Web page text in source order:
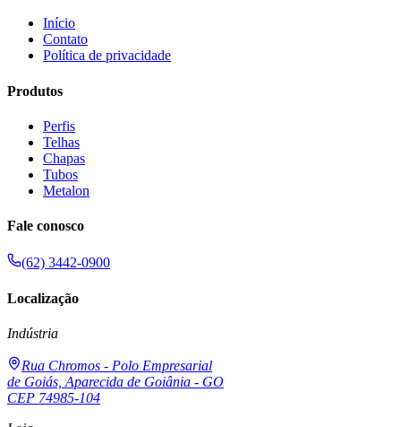
Início
Contato
Política de privacidade
Produtos
Perfis
Telhas
Chapas
Tubos
Metalon
Fale conosco
(62) 3442-0900
Localização
Indústria
Rua Chromos - Polo Empresarial
de Goiás, Aparecida de Goiânia - GO
CEP 74985-104